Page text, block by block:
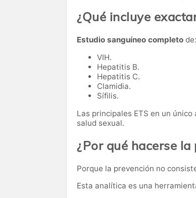
¿Qué incluye
Estudio sanguíneo completo de:
VIH.
Hepatitis B.
Hepatitis C.
Clamidia.
Sífilis.
Las principales ETS en un
salud sexual.
¿Por qué hacerse
Porque la prevención no
Esta analítica es una